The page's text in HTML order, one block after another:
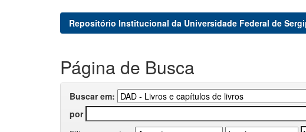
Repositório Institucional da Universidade Federal de
Página de Busca
Buscar em:
por